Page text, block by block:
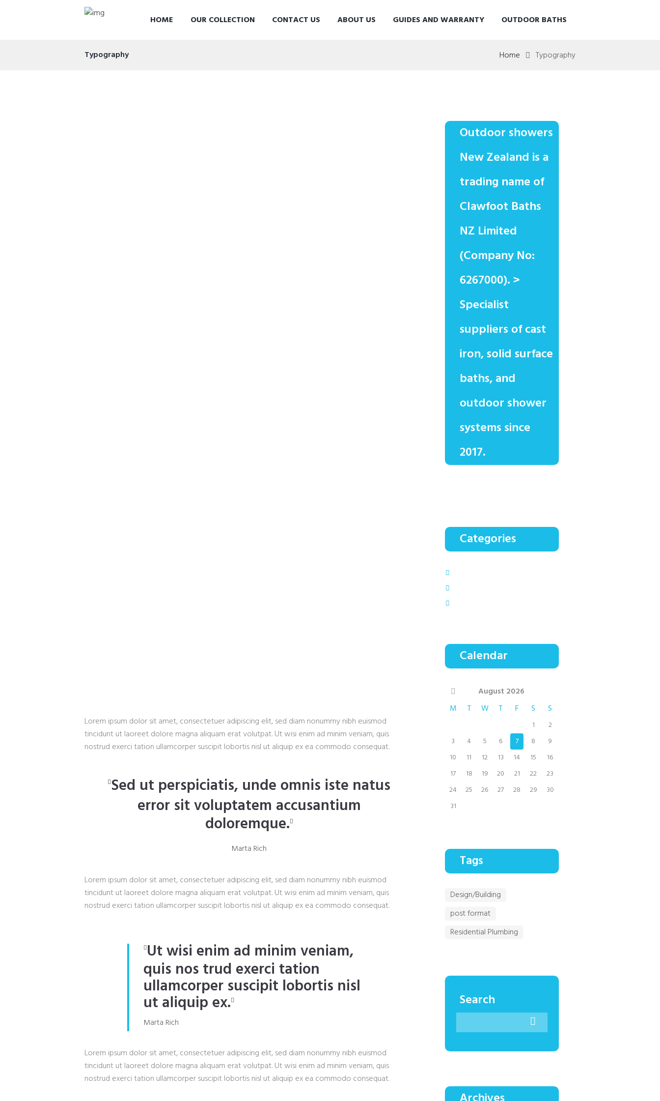
HOME OUR COLLECTION CONTACT US ABOUT US GUIDES AND WARRANTY OUTDOOR BATHS
Typography Home Typography
Lorem ipsum dolor sit amet, consectetuer adipiscing elit, sed diam nonummy nibh euismod
tincidunt ut laoreet dolore magna aliquam erat volutpat. Ut wisi enim ad minim veniam, quis
nostrud exerci tation ullamcorper suscipit lobortis nisl ut aliquip ex ea commodo consequat.
Sed ut perspiciatis, unde omnis iste natus
error sit voluptatem accusantium
doloremque.
Marta Rich
Lorem ipsum dolor sit amet, consectetuer adipiscing elit, sed diam nonummy nibh euismod
tincidunt ut laoreet dolore magna aliquam erat volutpat. Ut wisi enim ad minim veniam, quis
nostrud exerci tation ullamcorper suscipit lobortis nisl ut aliquip ex ea commodo consequat.
Ut wisi enim ad minim veniam,
quis nos trud exerci tation
ullamcorper suscipit lobortis nisl
ut aliquip ex.
Marta Rich
Lorem ipsum dolor sit amet, consectetuer adipiscing elit, sed diam nonummy nibh euismod
tincidunt ut laoreet dolore magna aliquam erat volutpat. Ut wisi enim ad minim veniam, quis
nostrud exerci tation ullamcorper suscipit lobortis nisl ut aliquip ex ea commodo consequat.
Outdoor showers
New Zealand is a
trading name of
Clawfoot Baths
NZ Limited
(Company No:
6267000). >
Specialist
suppliers of cast
iron, solid surface
baths, and
outdoor shower
systems since
2017.
Categories
Calendar
August 2026
M
T W T F S S
1
2
3
4 5 6 7 8
9
10
11 12 13 14 15
16
17
18 19 20 21 22
23
24
25 26 27 28 29
30
31
Tags
Design/Building
post format
Residential Plumbing
Search